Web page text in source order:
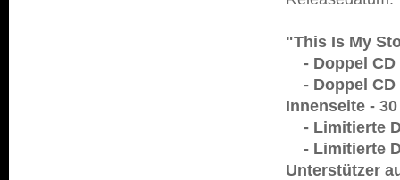
"This Is My
- Doppel CD
- Doppel CD
Innenseite -
- Limitierte
- Limitierte
Unterstützer